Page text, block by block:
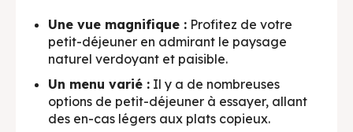
Une vue magnifique : Profitez de votre
petit-déjeuner en admirant le paysage
naturel verdoyant et paisible.
Un menu varié : Il y a de nombreuses
options de petit-déjeuner à essayer, allant
des en-cas légers aux plats copieux.